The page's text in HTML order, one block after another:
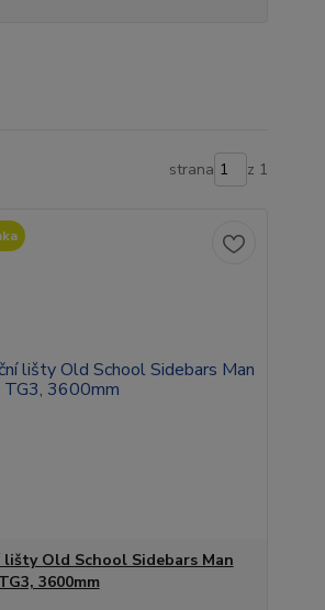
strana z 1
lišty Old School Sidebars Man
3600mm